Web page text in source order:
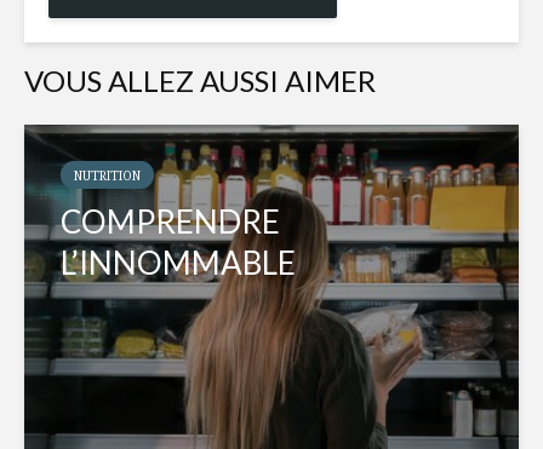
VOUS ALLEZ AUSSI AIMER
NUTRITION
COMPRENDRE
L’INNOMMABLE